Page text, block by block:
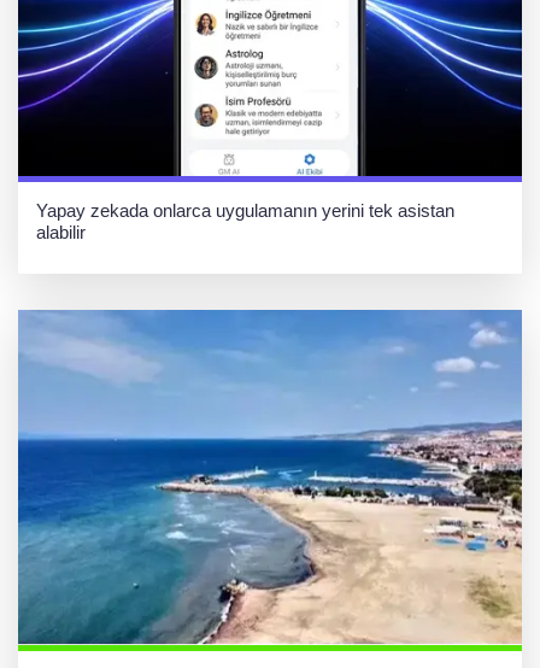
Yapay zekada onlarca uygulamanın yerini tek asistan
alabilir